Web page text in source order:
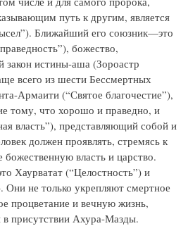
путь к другим, является
Ближайший его союзник—это
божество,
истины-аша (Зороастр
всего из шести Бессмертных
Армаити (“Святое благочестие”),
тому, что хорошо и праведно, и
власть”), представляющий собой и
должен проявлять, стремясь к
власть и царство.
Хаурватат (“Целостность”) и
Они не только укрепляют смертное
процветание и вечную жизнь,
присутствии Ахура-Мазды.